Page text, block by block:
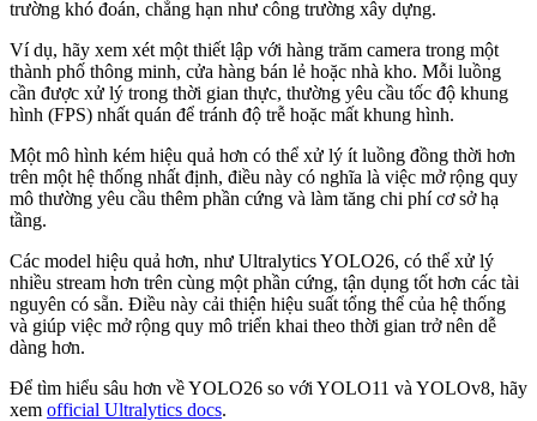
trường khó đoán, chẳng hạn như công trường xây dựng.
Ví dụ, hãy xem xét một thiết lập với hàng trăm camera trong một
thành phố thông minh, cửa hàng bán lẻ hoặc nhà kho. Mỗi luồng
cần được xử lý trong thời gian thực, thường yêu cầu tốc độ khung
hình (FPS) nhất quán để tránh độ trễ hoặc mất khung hình.
Một mô hình kém hiệu quả hơn có thể xử lý ít luồng đồng thời hơn
trên một hệ thống nhất định, điều này có nghĩa là việc mở rộng quy
mô thường yêu cầu thêm phần cứng và làm tăng chi phí cơ sở hạ
tầng.
Các model hiệu quả hơn, như Ultralytics YOLO26, có thể xử lý
nhiều stream hơn trên cùng một phần cứng, tận dụng tốt hơn các tài
nguyên có sẵn. Điều này cải thiện hiệu suất tổng thể của hệ thống
và giúp việc mở rộng quy mô triển khai theo thời gian trở nên dễ
dàng hơn.
Để tìm hiểu sâu hơn về YOLO26 so với YOLO11 và YOLOv8, hãy
xem official Ultralytics docs.